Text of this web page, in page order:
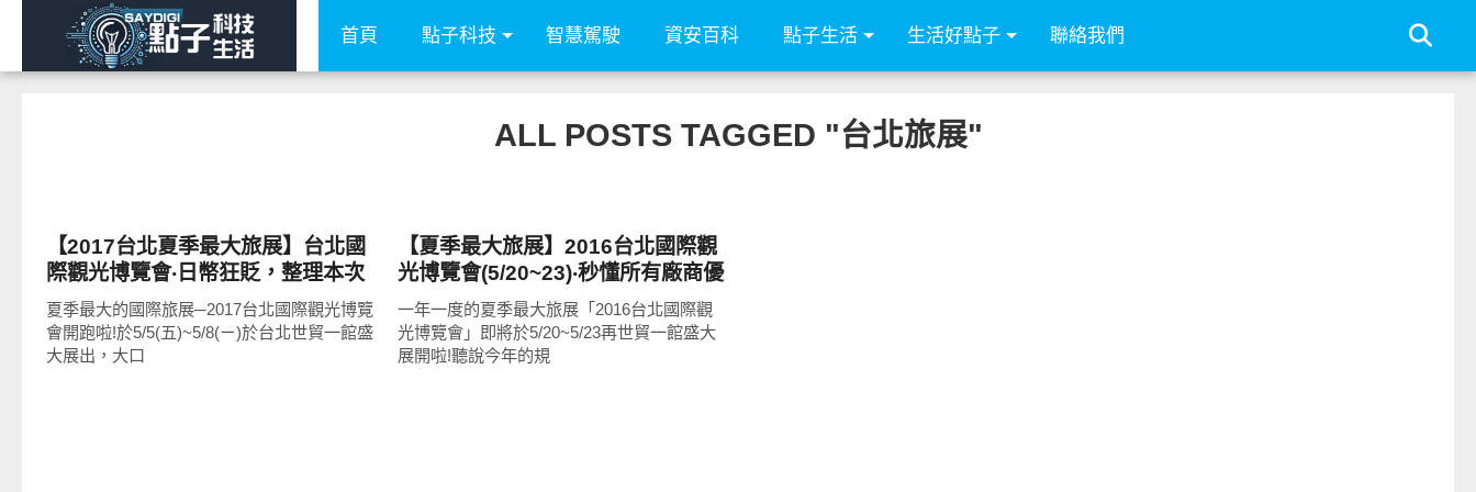
首頁 點子科技 智慧駕駛 資安百科 點子生活 生活好點子 聯絡我們
ALL POSTS TAGGED "台北旅展"
【2017台北夏季最大旅展】台北國
際觀光博覽會‧日幣狂貶，整理本次
旅展日本行程、自由行優惠資訊懶
人包!
夏季最大的國際旅展─2017台北國際觀光博覽
會開跑啦!於5/5(五)~5/8(ㄧ)於台北世貿一館盛
大展出，大口
【夏季最大旅展】2016台北國際觀
光博覽會(5/20~23)‧秒懂所有廠商優
惠+攻略懶人包整理+提供word檔下
載
一年一度的夏季最大旅展「2016台北國際觀
光博覽會」即將於5/20~5/23再世貿一館盛大
展開啦!聽說今年的規